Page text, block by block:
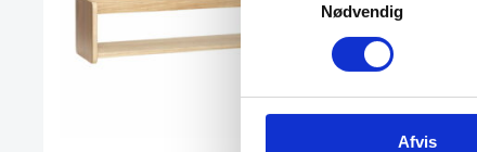
Nødvendig
Afvis